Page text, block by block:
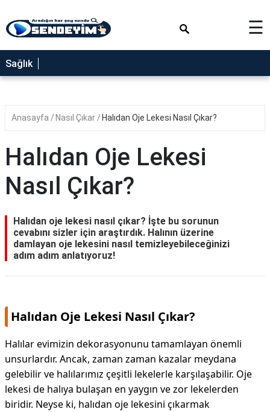
SAĞLIK
NEDİR
YEMEK
RÜYA
GEZİLECEK
BLOG
☰
Sağlık
Anasayfa Nasıl Çıkar Halıdan Oje Lekesi Nasıl Çıkar?
Halıdan Oje Lekesi
Nasıl Çıkar?
Halıdan oje lekesi nasıl çıkar? İşte bu sorunun
cevabını sizler için araştırdık. Halının üzerine
damlayan oje lekesini nasıl temizleyebileceğinizi
adım adım anlatıyoruz!
Halıdan Oje Lekesi Nasıl Çıkar?
Halılar evimizin dekorasyonunu tamamlayan önemli
unsurlardır. Ancak, zaman zaman kazalar meydana
gelebilir ve halılarımız çeşitli lekelerle karşılaşabilir. Oje
lekesi de halıya bulaşan en yaygın ve zor lekelerden
biridir. Neyse ki, halıdan oje lekesini çıkarmak